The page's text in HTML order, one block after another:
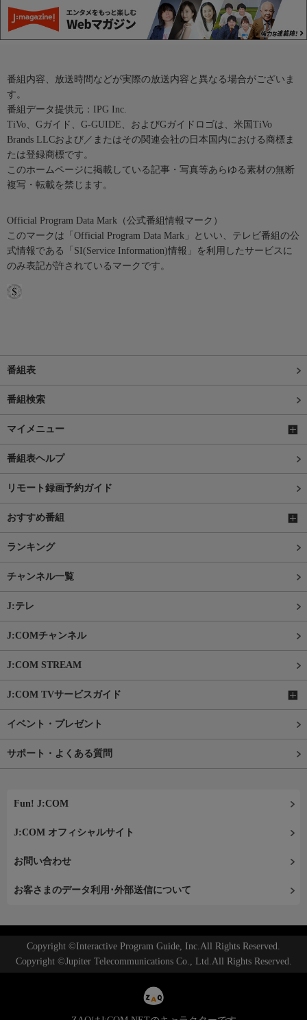
番組内容、放送時間などが実際の放送内容と異なる場合がございま
す。
番組データ提供元：IPG Inc.
TiVo、Gガイド、G-GUIDE、およびGガイドロゴは、米国TiVo
Brands LLCおよび／またはその関連会社の日本国内における商標ま
たは登録商標です。
このホームページに掲載している記事・写真等あらゆる素材の無断
複写・転載を禁じます。
Official Program Data Mark（公式番組情報マーク）
このマークは「Official Program Data Mark」といい、テレビ番組の公
式情報である「SI(Service Information)情報」を利用したサービスに
のみ表記が許されているマークです。
番組表
番組検索
マイメニュー
番組表ヘルプ
リモート録画予約ガイド
おすすめ番組
ランキング
チャンネル一覧
J:テレ
J:COMチャンネル
J:COM STREAM
J:COM TVサービスガイド
イベント・プレゼント
サポート・よくある質問
Fun! J:COM
J:COM オフィシャルサイト
お問い合わせ
お客さまのデータ利用･外部送信について
Copyright ©Interactive Program Guide, Inc.All Rights Reserved.
Copyright ©Jupiter Telecommunications Co., Ltd.All Rights Reserved.